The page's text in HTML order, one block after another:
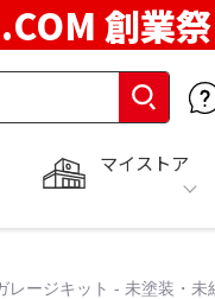
創業祭
マイストア
レージキット - 未塗装・未